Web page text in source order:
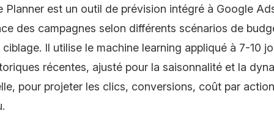
Planner est un outil de prévision intégré à Google
des campagnes selon différents scénarios de
Il utilise le machine learning appliqué à 7-10
récentes, ajusté pour la saisonnalité et la
pour projeter les clics, conversions, coût par